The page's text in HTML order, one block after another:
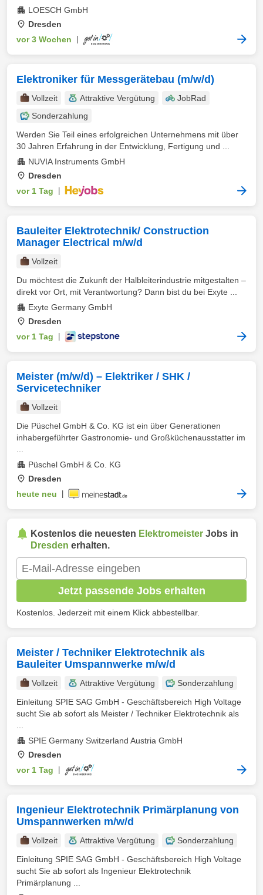
LOESCH GmbH
Dresden
vor 3 Wochen
Elektroniker für Messgerätebau (m/w/d)
Vollzeit Attraktive Vergütung
JobRad
Sonderzahlung
Werden Sie Teil eines erfolgreichen Unternehmens mit über
30 Jahren Erfahrung in der Entwicklung, Fertigung und ...
NUVIA Instruments GmbH
Dresden
vor 1 Tag
Bauleiter Elektrotechnik/ Construction
Manager Electrical m/w/d
Vollzeit
Du möchtest die Zukunft der Halbleiterindustrie mitgestalten –
direkt vor Ort, mit Verantwortung? Dann bist du bei Exyte ...
Exyte Germany GmbH
Dresden
vor 1 Tag
Meister (m/w/d) – Elektriker / SHK /
Servicetechniker
Vollzeit
Die Püschel GmbH & Co. KG ist ein über Generationen
inhabergeführter Gastronomie- und Großküchenausstatter im
Püschel GmbH & Co. KG
Dresden
heute neu
Kostenlos die neuesten Elektromeister Jobs in
Dresden erhalten.
Jetzt passende Jobs erhalten
Kostenlos. Jederzeit mit einem Klick abbestellbar.
Meister / Techniker Elektrotechnik als
Bauleiter Umspannwerke m/w/d
Vollzeit Attraktive Vergütung
Sonderzahlung
Einleitung SPIE SAG GmbH - Geschäftsbereich High Voltage
sucht Sie ab sofort als Meister / Techniker Elektrotechnik als
SPIE Germany Switzerland Austria GmbH
Dresden
vor 1 Tag
Ingenieur Elektrotechnik Primärplanung von
Umspannwerken m/w/d
Vollzeit Attraktive Vergütung
Sonderzahlung
Einleitung SPIE SAG GmbH - Geschäftsbereich High Voltage
sucht Sie ab sofort als Ingenieur Elektrotechnik
Primärplanung ...